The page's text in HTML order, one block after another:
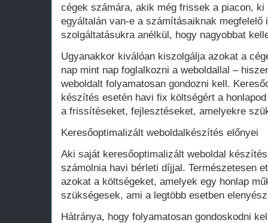
cégek számára, akik még frissek a piacon, ki
egyáltalán van-e a számításaiknak megfelelő
szolgáltatásukra anélkül, hogy nagyobbat
Ugyanakkor kiválóan kiszolgálja azokat a
nap mint nap foglalkozni a weboldallal –
weboldalt folyamatosan gondozni kell.
készítés esetén havi fix költségért a
a frissítéseket, fejlesztéseket, amelyekre
Keresőoptimalizált weboldalkészítés előnyei
Aki saját keresőoptimalizált weboldal
számolnia havi bérleti díjjal. Természetesen
azokat a költségeket, amelyek egy honlap
szükségesek, ami a legtöbb esetben
Hátránya, hogy folyamatosan gondoskodni